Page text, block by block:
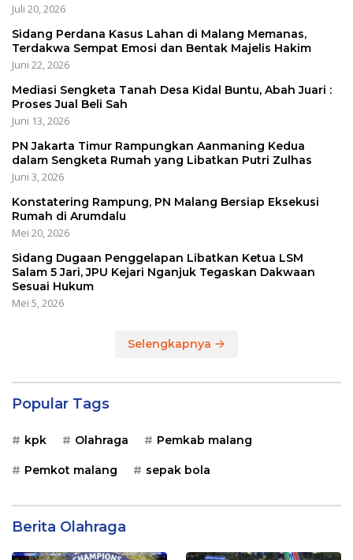
Juli 20, 2026
Sidang Perdana Kasus Lahan di Malang Memanas,
Terdakwa Sempat Emosi dan Bentak Majelis Hakim
Juni 22, 2026
Mediasi Sengketa Tanah Desa Kidal Buntu, Abah Juari :
Proses Jual Beli Sah
Juni 13, 2026
PN Jakarta Timur Rampungkan Aanmaning Kedua
dalam Sengketa Rumah yang Libatkan Putri Zulhas
Juni 3, 2026
Konstatering Rampung, PN Malang Bersiap Eksekusi
Rumah di Arumdalu
Mei 20, 2026
Sidang Dugaan Penggelapan Libatkan Ketua LSM
Salam 5 Jari, JPU Kejari Nganjuk Tegaskan Dakwaan
Sesuai Hukum
Mei 5, 2026
Selengkapnya
Popular Tags
kpk Olahraga Pemkab malang
Pemkot malang sepak bola
Berita Olahraga